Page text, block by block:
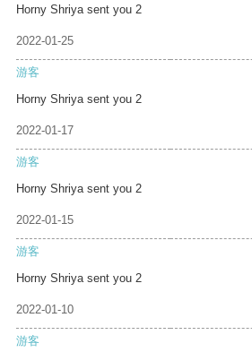
Horny Shriya sent you 2
2022-01-25
游客
Horny Shriya sent you 2
2022-01-17
游客
Horny Shriya sent you 2
2022-01-15
游客
Horny Shriya sent you 2
2022-01-10
游客